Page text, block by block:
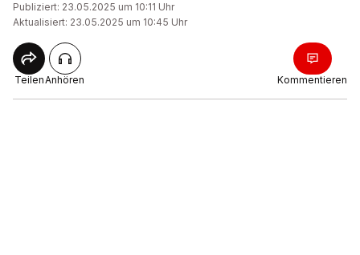
Publiziert: 23.05.2025 um 10:11 Uhr
Aktualisiert: 23.05.2025 um 10:45 Uhr
TeilenAnhören Kommentieren